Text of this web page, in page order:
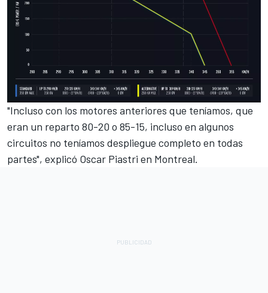
"Incluso con los motores anteriores que teníamos, que
eran un reparto 80-20 o 85-15, incluso en algunos
circuitos no teníamos despliegue completo en todas
partes", explicó Oscar Piastri en Montreal.